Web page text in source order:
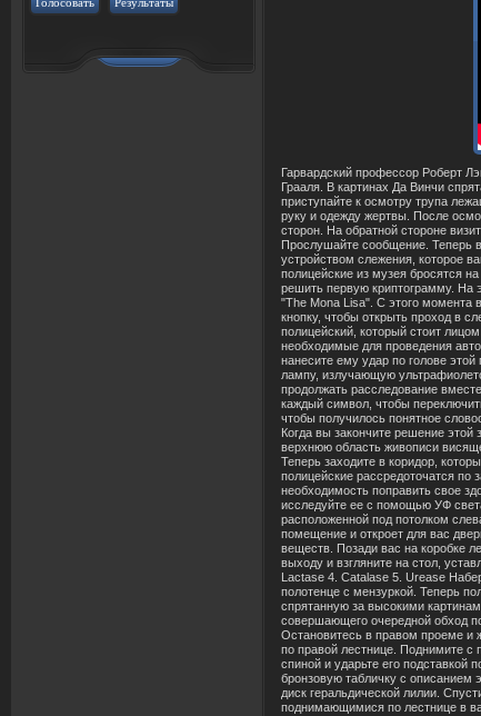
Гарвардский профессор Роберт Лэнгдон и полицейский эксперт в области криптологии Софи Невью столкнулись с вековой загадкой касающейся чаши Святого Грааля. В картинах Да Винчи спрятан секретный код открывающий местоположение Чаши и путь к ней. Глава 1 – Лувр После общения с инспектором Фаше приступайте к осмотру трупа лежащего на полу музея. Это Жак Сонье – куратор Лувра. Исследуйте магическую фигуру на животе жертвы, правую ногу, левую руку и одежду жертвы. После осмотра тела в зал войдет Софи и отдаст вам свою визитную карточку. Войдите в свой инвентарь и рассмотрите визитку с обеих сторон. На обратной стороне визитки внизу вы обнаружите три цифры "454". Достаньте сотовый телефон, который вам дал инспектор Фаше и наберите 454. Прослушайте сообщение. Теперь вы и Софи находитесь в туалете музея. Возьмите мыло лежащее рядом с раковиной. Войдите в инвентарь и соедините мыло с устройством слежения, которое вам незаметно подбросили полицейские. Откройте окно и выбросьте мыло с сюрпризом на проезжую часть. Когда все полицейские из музея бросятся на ваши поиски, вы с Софи сможете выйти из туалета и вернуться в зал, в котором произошло убийство. Здесь вы должны решить первую криптограмму. На экране вверху появится словосочетание "Oh Lame Saint". Жмите на соответствующие буквы, чтобы внизу появилось надпись "The Mona Lisa". С этого момента вы будете играть за Софи. Не привлекая внимание полицейских, осторожно проберитесь в дальний конец галереи. Нажмите на кнопку, чтобы открыть проход в следующее помещение. Незаметно прокрадитесь к выходу мимо двух полицейских. В следующем помещении присутствует один полицейский, который стоит лицом к шкафу, привезенному из отделения полиции. В нем находятся все необходимые инструменты и химические реагенты, необходимые для проведения автономного исследования места преступления. Поднимите с пола подставку и, осторожно приблизившись к полицейскому, нанесите ему удар по голове этой подставкой. Посмотрите внутрь шкафа. Сдвиньте в сторону емкость с реагентом на верхней полке и возьмите специальный лампу, излучающую ультрафиолетовый свет. Далее игра